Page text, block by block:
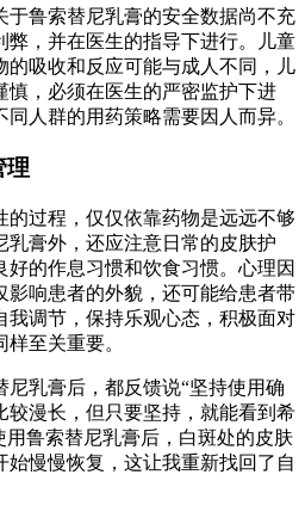
于鲁索替尼乳膏的安全数据尚不充
弊，并在医生的指导下进行。儿童
的吸收和反应可能与成人不同，儿
慎，必须在医生的严密监护下进
人群的用药策略需要因人而异。
理
的过程，仅仅依靠药物是远远不够
乳膏外，还应注意日常的皮肤护
的作息习惯和饮食习惯。心理因
影响患者的外貌，还可能给患者带
我调节，保持乐观心态，积极面对
至关重要。
乳膏后，都反馈说“坚持使用确
较漫长，但只要坚持，就能看到希
用鲁索替尼乳膏后，白斑处的皮肤
慢慢恢复，这让我重新找回了自